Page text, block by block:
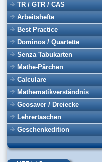
TR / GTR / CAS
Arbeitshefte
Best Practice
Dominos / Quartette
Senza Tabukarten
Mathe-Pärchen
Calculare
Mathematikverständnis
Geosaver / Dreiecke
Lehrertaschen
Geschenkedition